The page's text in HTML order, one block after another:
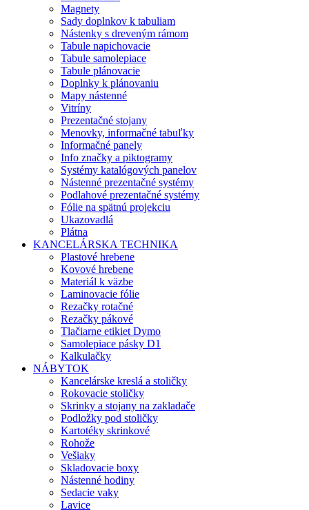
Magnety
Sady doplnkov k tabuliam
Nástenky s dreveným rámom
Tabule napichovacie
Tabule samolepiace
Tabule plánovacie
Doplnky k plánovaniu
Mapy nástenné
Vitríny
Prezentačné stojany
Menovky, informačné tabuľky
Informačné panely
Info značky a piktogramy
Systémy katalógových panelov
Nástenné prezentačné systémy
Podlahové prezentačné systémy
Fólie na spätnú projekciu
Ukazovadlá
Plátna
KANCELÁRSKA TECHNIKA
Plastové hrebene
Kovové hrebene
Materiál k väzbe
Laminovacie fólie
Rezačky rotačné
Rezačky pákové
Tlačiarne etikiet Dymo
Samolepiace pásky D1
Kalkulačky
NÁBYTOK
Kancelárske kreslá a stoličky
Rokovacie stoličky
Skrinky a stojany na zakladače
Podložky pod stoličky
Kartotéky skrinkové
Rohože
Vešiaky
Skladovacie boxy
Nástenné hodiny
Sedacie vaky
Lavice